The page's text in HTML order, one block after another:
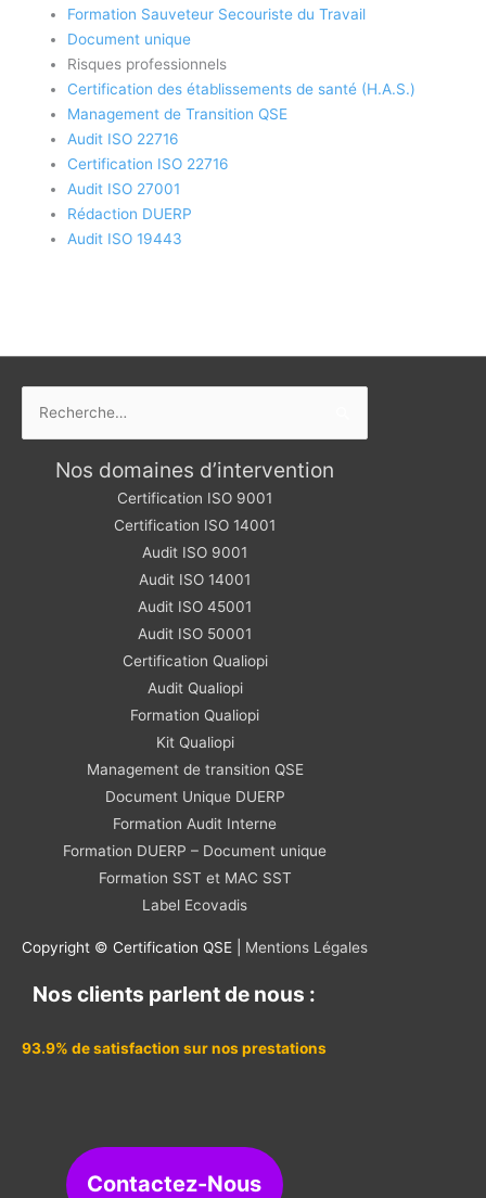
Formation Sauveteur Secouriste du Travail
Document unique
Risques professionnels
Certification des établissements de santé (H.A.S.)
Management de Transition QSE
Audit ISO 22716
Certification ISO 22716
Audit ISO 27001
Rédaction DUERP
Audit ISO 19443
Nos domaines d’intervention
Certification ISO 9001
Certification ISO 14001
Audit ISO 9001
Audit ISO 14001
Audit ISO 45001
Audit ISO 50001
Certification Qualiopi
Audit Qualiopi
Formation Qualiopi
Kit Qualiopi
Management de transition QSE
Document Unique DUERP
Formation Audit Interne
Formation DUERP – Document unique
Formation SST et MAC SST
Label Ecovadis
Copyright © Certification QSE | Mentions Légales
Nos clients parlent de nous :
93.9% de satisfaction sur nos prestations
Contactez-Nous